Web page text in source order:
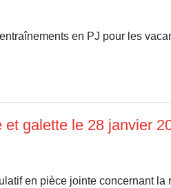
en PJ pour les
et galette le 28 janvier
en pièce jointe concernant la